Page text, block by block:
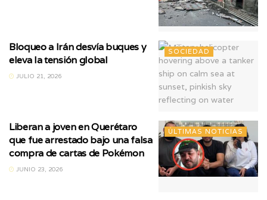
SOCIEDAD
Bloqueo a Irán desvía buques y
eleva la tensión global
JULIO 21, 2026
ÚLTIMAS NOTICIAS
Liberan a joven en Querétaro
que fue arrestado bajo una falsa
compra de cartas de Pokémon
JUNIO 23, 2026